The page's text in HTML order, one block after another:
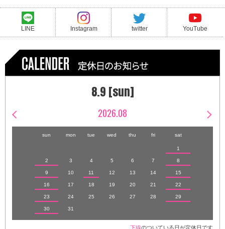
LINE Instagram twitter YouTube
8.9 [sun]
2026.08
sun mon tue wed thu fri sat
1
2 3 4 5 6 7 8
9 10 11 12 13 14 15
16 17 18 19 20 21 22
23 24 25 26 27 28 29
30 31
下線のついている日が定休日です